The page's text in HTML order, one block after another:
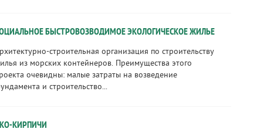
БЫСТРОВОЗВОДИМОЕ ЭКОЛОГИЧЕСКОЕ ЖИЛЬЕ
строительная организация по строительству
из морских контейнеров. Преимущества этого
очевидны: малые затраты на возведение
и строительство...
КИРПИЧИ